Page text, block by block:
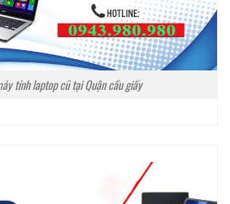
tính laptop cũ tại Quận cầu giấy